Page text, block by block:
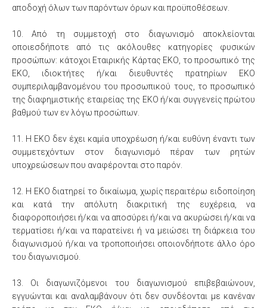
αποδοχή όλων των παρόντων όρων και προϋποθέσεων.
10. Από τη συμμετοχή στο διαγωνισμό αποκλείονται
οποιεσδήποτε από τις ακόλουθες κατηγορίες φυσικών
προσώπων: κάτοχοι Εταιρικής Κάρτας ΕΚΟ, το προσωπικό της
ΕΚΟ, ιδιοκτήτες ή/και διευθυντές πρατηρίων ΕΚΟ
συμπεριλαμβανομένου του προσωπικού τους, το προσωπικό
της διαφημιστικής εταιρείας της ΕΚΟ ή/και συγγενείς πρώτου
βαθμού των εν λόγω προσώπων.
11. Η ΕΚΟ δεν έχει καμία υποχρέωση ή/και ευθύνη έναντι των
συμμετεχόντων στον διαγωνισμό πέραν των ρητών
υποχρεώσεων που αναφέρονται στο παρόν.
12. Η ΕΚΟ διατηρεί το δικαίωμα, χωρίς περαιτέρω ειδοποίηση
και κατά την απόλυτη διακριτική της ευχέρεια, να
διαφοροποιήσει ή/και να αποσύρει ή/και να ακυρώσει ή/και να
τερματίσει ή/και να παρατείνει ή να μειώσει τη διάρκεια του
διαγωνισμού ή/και να τροποποιήσει οποιονδήποτε άλλο όρο
του διαγωνισμού.
13. Οι διαγωνιζόμενοι του διαγωνισμού επιβεβαιώνουν,
εγγυώνται και αναλαμβάνουν ότι δεν συνδέονται με κανέναν